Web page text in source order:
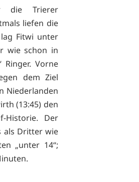
die Trierer
liefen die
Fitwi unter
wie schon in
Ringer. Vorne
dem Ziel
Niederlanden
(13:45) den
Historie. Der
als Dritter wie
„unter 14“;